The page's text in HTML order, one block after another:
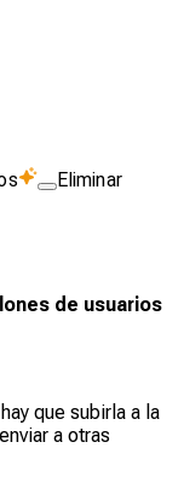
Eliminar
de usuarios
que subirla a la
a otras